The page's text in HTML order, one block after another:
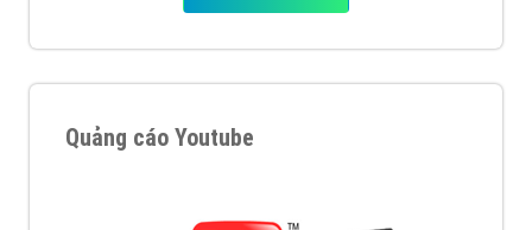
Quảng cáo Youtube